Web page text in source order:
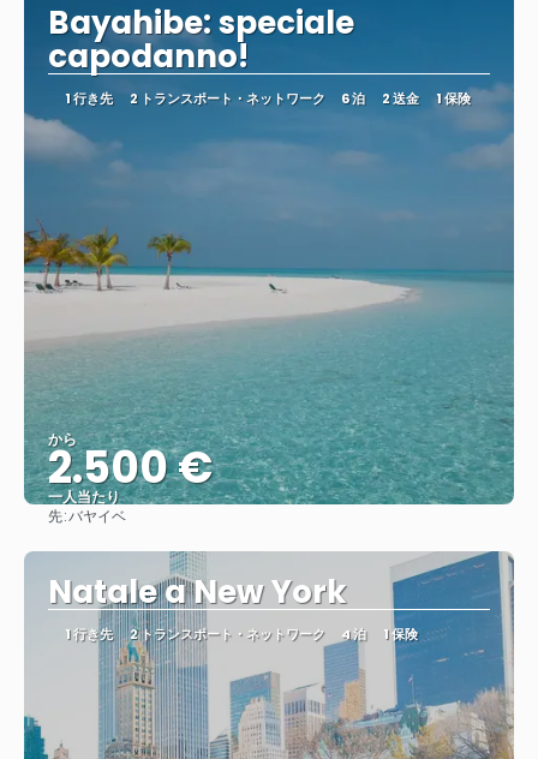
Bayahibe: speciale
capodanno!
1 行き先 2 トランスポート・ネットワーク 6 泊 2 送金 1 保険
から
2.500 €
一人当たり
先:バヤイベ
Natale a New York
1 行き先 2 トランスポート・ネットワーク 4 泊 1 保険